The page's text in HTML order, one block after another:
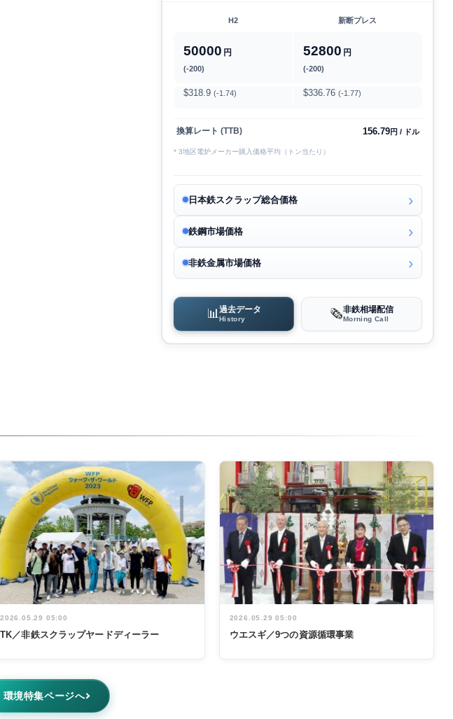
H2 新断プレス
50000 円
(-200)
52800 円
(-200)
$318.9 (-1.74) $336.76 (-1.77)
換算レート (TTB) 156.79円 / ドル
* 3地区電炉メーカー購入価格平均（トン当たり）
日本鉄スクラップ総合価格
鉄鋼市場価格
非鉄金属市場価格
📊 過去データ
History 🗞️非鉄相場配信
Morning Call
2026.05.29 05:00
TK／非鉄スクラップヤードディーラー
2026.05.29 05:00
ウエスギ／9つの資源循環事業
環境特集ページへ